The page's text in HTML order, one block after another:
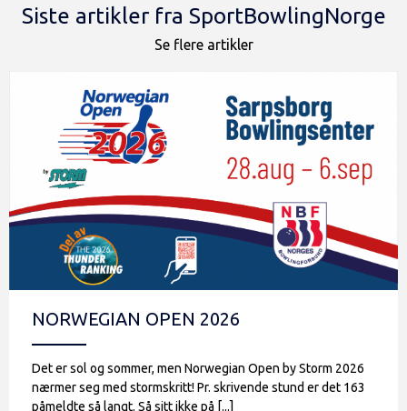
Siste artikler fra SportBowlingNorge
Se flere artikler
NORWEGIAN OPEN 2026
Det er sol og sommer, men Norwegian Open by Storm 2026
nærmer seg med stormskritt! Pr. skrivende stund er det 163
påmeldte så langt. Så sitt ikke på [...]